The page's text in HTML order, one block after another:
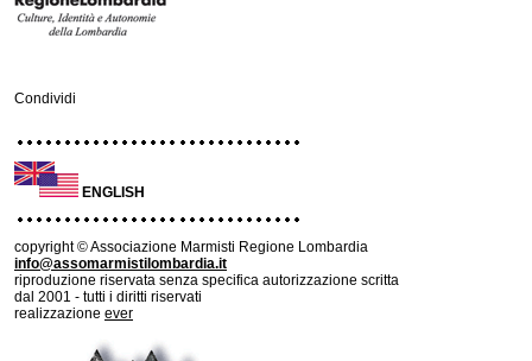
Condividi
ENGLISH
copyright © Associazione Marmisti Regione Lombardia
info@assomarmistilombardia.it
riproduzione riservata senza specifica autorizzazione scritta
dal 2001 - tutti i diritti riservati
realizzazione ever